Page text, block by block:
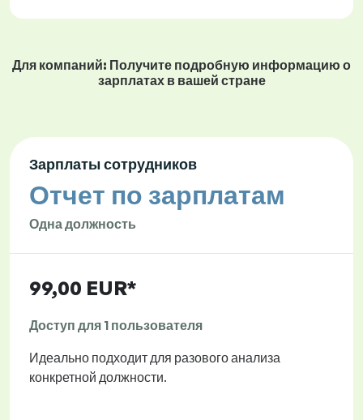
Для компаний: Получите подробную информацию о
зарплатах в вашей стране
Зарплаты сотрудников
Отчет по зарплатам
Одна должность
99,00 EUR*
Доступ для 1 пользователя
Идеально подходит для разового анализа
конкретной должности.